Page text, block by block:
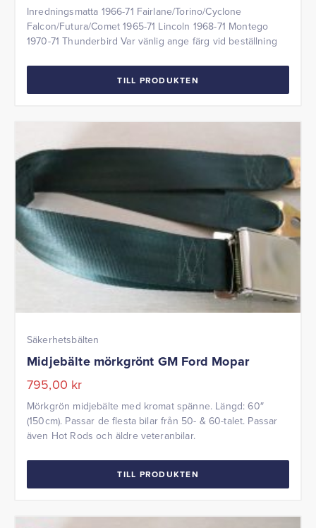
Inredningsmatta 1966-71 Fairlane/Torino/Cyclone
Falcon/Futura/Comet 1965-71 Lincoln 1968-71 Montego
1970-71 Thunderbird Var vänlig ange färg vid beställning
TILL PRODUKTEN
Säkerhetsbälten
Midjebälte mörkgrönt GM Ford Mopar
795,00 kr
Mörkgrön midjebälte med kromat spänne. Längd: 60″
(150cm). Passar de flesta bilar från 50- & 60-talet. Passar
även Hot Rods och äldre veteranbilar.
TILL PRODUKTEN